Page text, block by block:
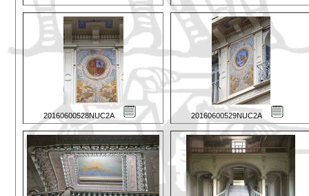
20160600528NUC2A 20160600529NUC2A